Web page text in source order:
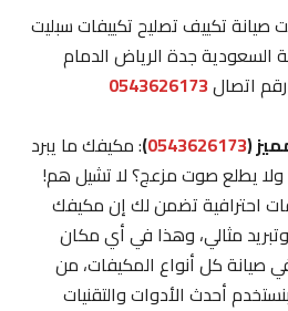
تكييف تصليح تكييفات سبليت
جدة الرياض الدمام
اتصال0543626173
(
0543626173
): مكيفك ما يبرد
يطلع صوت مزعج؟ لا تشيل هم!
احترافية تضمن لك إن مكيفك
مثالي، وهذا في أي مكان
كل أنواع المكيفات، من
أحدث الأدوات والتقنيات